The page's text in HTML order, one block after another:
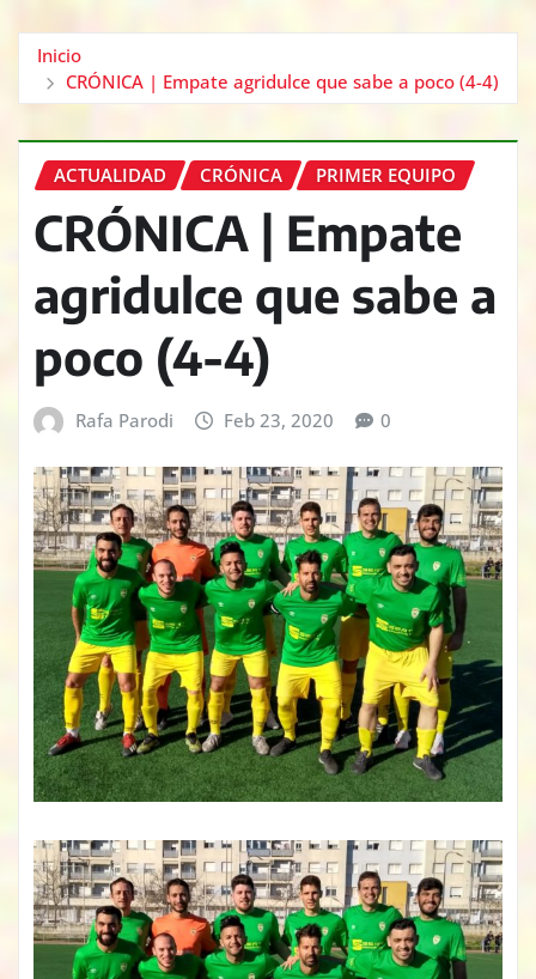
Inicio
CRÓNICA | Empate agridulce que sabe a poco (4-4)
ACTUALIDAD CRÓNICA PRIMER EQUIPO
CRÓNICA | Empate
agridulce que sabe a
poco (4-4)
Rafa Parodi Feb 23, 2020 0